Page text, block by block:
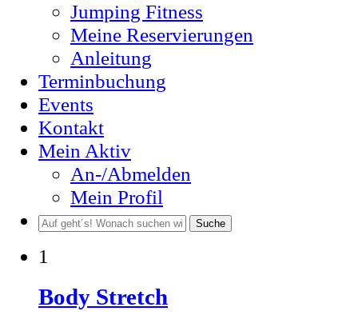
Jumping Fitness
Meine Reservierungen
Anleitung
Terminbuchung
Events
Kontakt
Mein Aktiv
An-/Abmelden
Mein Profil
Suche
1
Body Stretch